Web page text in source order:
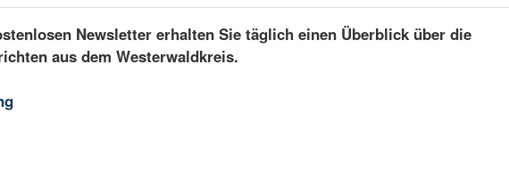
Newsletter erhalten Sie täglich einen Überblick über die
aus dem Westerwaldkreis.